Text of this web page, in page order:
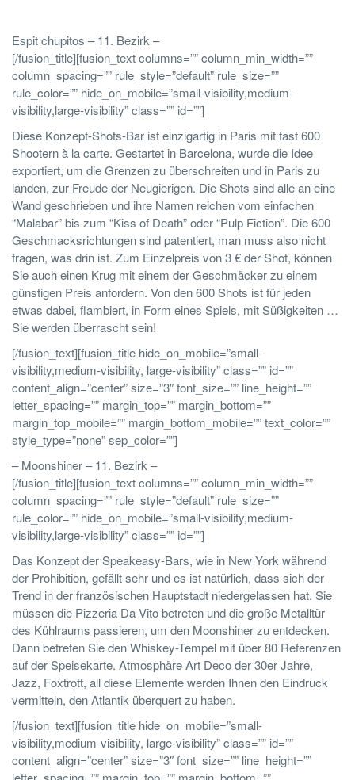
Espit chupitos – 11. Bezirk –
[/fusion_title][fusion_text columns=”” column_min_width=””
column_spacing=”” rule_style=”default” rule_size=””
rule_color=”” hide_on_mobile=”small-visibility,medium-
visibility,large-visibility” class=”” id=””]
Diese Konzept-Shots-Bar ist einzigartig in Paris mit fast 600
Shootern à la carte. Gestartet in Barcelona, wurde die Idee
exportiert, um die Grenzen zu überschreiten und in Paris zu
landen, zur Freude der Neugierigen. Die Shots sind alle an eine
Wand geschrieben und ihre Namen reichen vom einfachen
“Malabar” bis zum “Kiss of Death” oder “Pulp Fiction”. Die 600
Geschmacksrichtungen sind patentiert, man muss also nicht
fragen, was drin ist. Zum Einzelpreis von 3 € der Shot, können
Sie auch einen Krug mit einem der Geschmäcker zu einem
günstigen Preis anfordern. Von den 600 Shots ist für jeden
etwas dabei, flambiert, in Form eines Spiels, mit Süßigkeiten …
Sie werden überrascht sein!
[/fusion_text][fusion_title hide_on_mobile=”small-
visibility,medium-visibility, large-visibility” class=”” id=””
content_align=”center” size=”3″ font_size=”” line_height=””
letter_spacing=”” margin_top=”” margin_bottom=””
margin_top_mobile=”” margin_bottom_mobile=”” text_color=””
style_type=”none” sep_color=””]
– Moonshiner – 11. Bezirk –
[/fusion_title][fusion_text columns=”” column_min_width=””
column_spacing=”” rule_style=”default” rule_size=””
rule_color=”” hide_on_mobile=”small-visibility,medium-
visibility,large-visibility” class=”” id=””]
Das Konzept der Speakeasy-Bars, wie in New York während
der Prohibition, gefällt sehr und es ist natürlich, dass sich der
Trend in der französischen Hauptstadt niedergelassen hat. Sie
müssen die Pizzeria Da Vito betreten und die große Metalltür
des Kühlraums passieren, um den Moonshiner zu entdecken.
Dann betreten Sie den Whiskey-Tempel mit über 80 Referenzen
auf der Speisekarte. Atmosphäre Art Deco der 30er Jahre,
Jazz, Foxtrott, all diese Elemente werden Ihnen den Eindruck
vermitteln, den Atlantik überquert zu haben.
[/fusion_text][fusion_title hide_on_mobile=”small-
visibility,medium-visibility, large-visibility” class=”” id=””
content_align=”center” size=”3″ font_size=”” line_height=””